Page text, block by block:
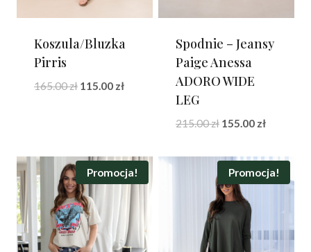
Koszula/Bluzka
Pirris
165.00zł Pierwotna
115.00 złAktualna
Spodnie – Jeansy
Paige Anessa
ADORO WIDE
LEG
215.00zł Pierwotna
wynosiła:
215.00 zł.
155.00 złAktualna
wynosi:
155.00 zł.
Promocja! Promocja!